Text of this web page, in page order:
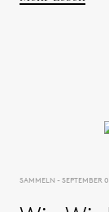
SAMMELN - SEPTEMBER